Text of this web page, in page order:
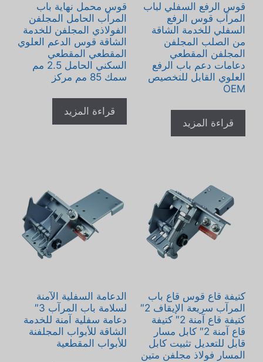
قوس الرفع السفلي لباب
المرآب قوس الرفع
السفلي للخدمة الشاقة
من الصلب المجلفن
المجلفن المقطعي
دعامات دعم باب الرفع
العلوي القابل للتخصيص
OEM
قراءة المزيد
قوس محمل نهاية باب
المرآب الحامل المجلفن
الفولاذي المجلفن للخدمة
الشاقة قوس الدعم العلوي
المقطعي المقطعي
السكني الحامل 2.5 مم
سمك 85 مم مركز
قراءة المزيد
كتيفة قاع قوس قاع باب
المرآب سريعة الإيقاف 2″
كتيفة قاع آمنة 2″ كتيفة
قاع آمنة 2″ كابل مسار
قابل للتعديل تثبيت كابل
المسار فولاذ مجلفن متين
الدعامة السفلية الآمنة
لسلامة باب المرآب 3″
دعامة سفلية آمنة للخدمة
الشاقة للأبواب المجلفنة
للأبواب المقطعية